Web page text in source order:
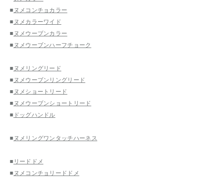
■ ヌメコンチョカラー
■ ヌメカラーワイド
■ ヌメウーブンカラー
■ ヌメウーブンハーフチョーク
■ ヌメリングリード
■ ヌメウーブンリングリード
■ ヌメショートリード
■ ヌメウーブンショートリード
■ ドッグハンドル
■ ヌメリングワンタッチハーネス
■ リードドメ
■ ヌメコンチョリードドメ